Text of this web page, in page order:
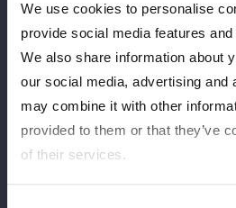
We use cookies to personalise
provide social media features
We also share information about
our social media, advertising and
may combine it with other
provided to them or that they’ve
of their services.
をお願いします。
・駐車場内及び臨時駐車場からの移動
ラブル等に関しまして、主催者・会
んので予めご了承ください。
・大会終了後の出庫時は多少の混雑
・臨時駐車場も満車の場合は市内各駐
グ等をご利用ください。